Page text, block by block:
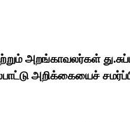
அறங்காவலர்கள்
அறிக்கையைச்